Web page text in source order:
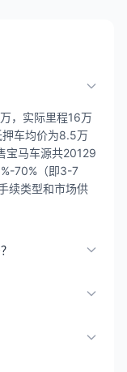
，实际里程16万
车均价为8.5万
宝马车源共20129
70%（即3-7
续类型和市场供